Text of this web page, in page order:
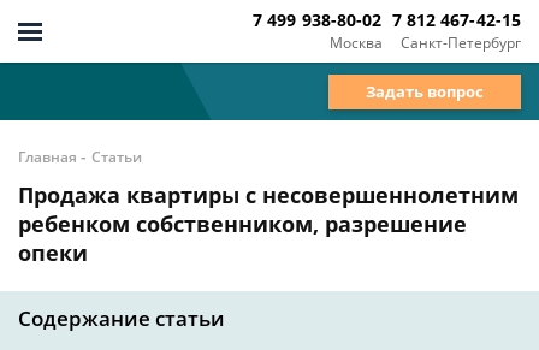
Москва
7 499 938-80-02
Санкт-Петербург
7 812 467-42-15
Задать вопрос
Главная - Статьи
Продажа квартиры с несовершеннолетним
ребенком собственником, разрешение
опеки
Содержание статьи